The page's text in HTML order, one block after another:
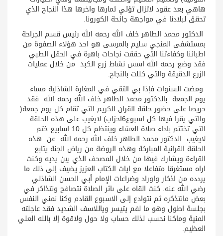
هاهي بعد عقود لاتزال تؤتي ثمارها واخرها هذا النجاح الذي
تحقق لبلادنا في مواجهة جائحة الكورونا.
الدكتور محمد الطاهر خلف الله رحمه الله رئيس قسم الجراحة
بمستشفى المنجي سليم بالمرسى هو احد هؤلاء الصفوة من
اطبائنا وكفاءتنا التي حققت نجاحات باهرة في الحقل الطبي
فقد وضع رحمه الله اسس نشاط زرع الكبد من خلال عمليات
الزرع الدقيقة والتي كللت بالنجاح.
ومضت السنوات فإذا بي التقي في المغارة الشاذلية مساء
يوم الجمعة بالدكتور محمد الطاهر خلف الله رحمه الله فقد
حريصا على حضور حلقة القران الكريم التي تقام كل يوم جمعة(
والتي يقرا فيها كل اسبوع6احزاب) لايغيب على هذه الحلقة
التي تختتم باداء صلاة العشاء وينتظم كل 10 اسابيع ختم
لايغيب الدكتور محمد الطاهر خلف الله رحمه الله عن هذه
الحلقة القرانية المباركة وهذه الروضة من رياض الجنة يتابع
القراءة ويشارك فيها من خلال المصحف الذي بين يديه وكنت
اراه مستغرقا متفاعلا مع ايات الكتاب العزيز يضيف إلى ذلك ما
يردده من اذكار واوراد وضراعات الإمام أبي الحسن الشاذلي
رضي الله عنه. كنت القاه على ىاثر الصلاة نتصافح ونتذاكر في
بعض مانتذكره ثم نتوادع إلى الاسبوع القادم وكنا نمني النفس
بجلسة اطول وهو ما لفم يتيسر وياللاسف الشديد فقد عاجلته
المنية وماكنا نحسب لذلك حساب ولا حول ولاقوة إلا بالله العلي
العظيم.